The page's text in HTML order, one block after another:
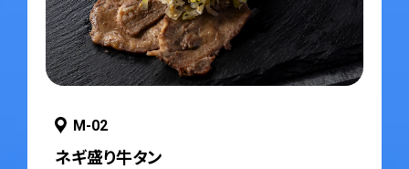
M-02
ネギ盛り牛タン